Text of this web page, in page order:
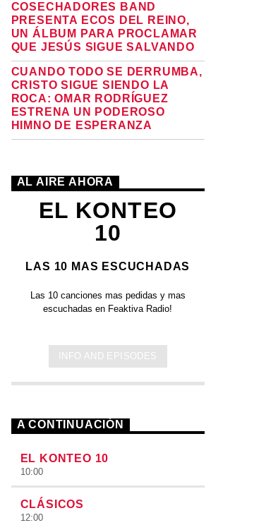
COSECHADORES BAND
PRESENTA ECOS DEL REINO,
UN ÁLBUM PARA PROCLAMAR
QUE JESÚS SIGUE SALVANDO
CUANDO TODO SE DERRUMBA,
CRISTO SIGUE SIENDO LA
ROCA: OMAR RODRÍGUEZ
ESTRENA UN PODEROSO
HIMNO DE ESPERANZA
AL AIRE AHORA
EL KONTEO
10
LAS 10 MAS ESCUCHADAS
Las 10 canciones mas pedidas y mas
escuchadas en Feaktiva Radio!
INFO AND EPISODES
A CONTINUACIÓN
EL KONTEO 10
10:00
CLÁSICOS
12:00